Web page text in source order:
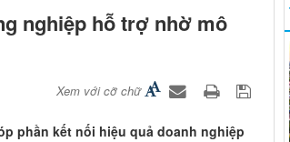
nghiệp hỗ trợ nhờ mô
Xem với cỡ chữ
phần kết nối hiệu quả doanh nghiệp